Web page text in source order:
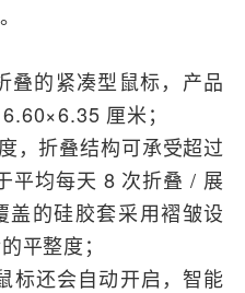
叠的紧凑型鼠标，产品
厘米；
，折叠结构可承受超过
平均每天 8 次折叠 / 展
盖的硅胶套采用褶皱设
平整度；
标还会自动开启，智能